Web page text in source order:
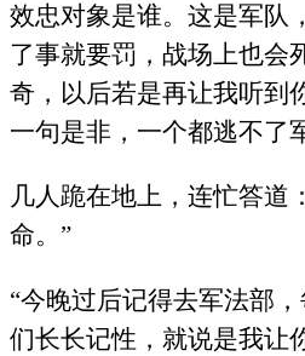
效忠对象是谁。这是军队
了事就要罚，战场上也会
奇，以后若是再让我听到
一句是非，一个都逃不了
几人跪在地上，连忙答道
命。”
“今晚过后记得去军法部
们长长记性，就说是我让